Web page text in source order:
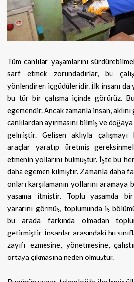
Tüm canlılar yaşamlarını
sarf etmek zorundadırlar, bu
yönlendiren içgüdüleridir. İlk insanı da
bu tür bir çalışma içinde görürüz.
egemendir. Ancak zamanla insan,
canlılardan ayırmasını bilmiş ve
gelmiştir. Gelişen aklıyla çalışmayı
araçlar yaratıp üretmiş
etmenin yollarını bulmuştur. İşte bu
daha egemen kılmıştır. Zamanla daha
onları karşılamanın yollarını aramaya
yaşama itmiştir. Toplu yaşamda
yararını görmüş, toplumunda iş
bu arada farkında olmadan
getirmiştir. İnsanlar arasındaki bu
zayıfı ezmesine, yönetmesine,
ortaya çıkmasına neden olmuştur.